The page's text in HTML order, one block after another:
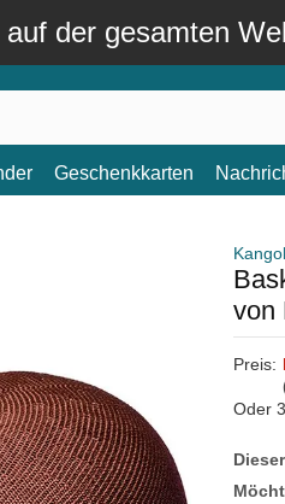
der gesamten
Geschenkkarten
Kangol
von
Preis:
Oder 3